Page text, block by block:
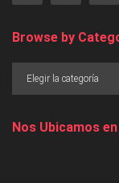
Browse by
Nos Ubicamos en